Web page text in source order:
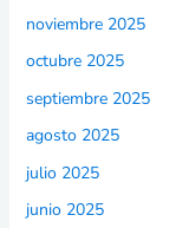
noviembre 2025
octubre 2025
septiembre 2025
agosto 2025
julio 2025
junio 2025